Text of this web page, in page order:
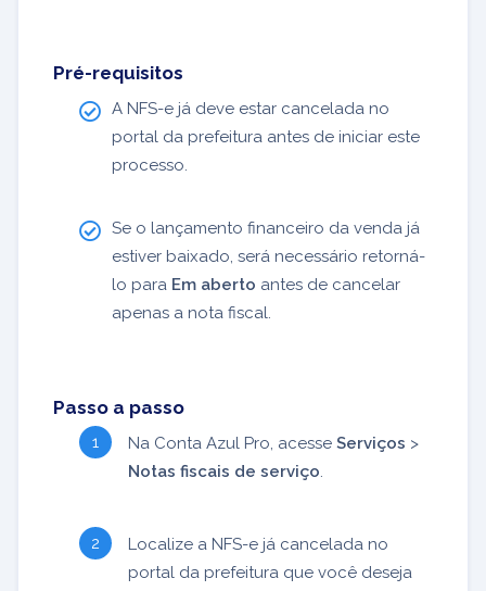
Pré-requisitos
A NFS-e já deve estar cancelada no
portal da prefeitura antes de iniciar este
processo.
Se o lançamento financeiro da venda já
estiver baixado, será necessário retorná-
lo para Em aberto antes de cancelar
apenas a nota fiscal.
Passo a passo
Na Conta Azul Pro, acesse Serviços >
Notas fiscais de serviço.
Localize a NFS-e já cancelada no
portal da prefeitura que você deseja